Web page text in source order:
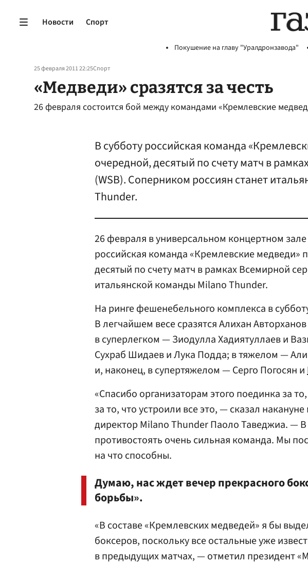
Новости Спорт
Покушение на главу "Уралдронзавода"
25 февраля 2011 22:25Спорт
«Медведи» сразятся за честь
26 февраля состоится бой между командами «Кремлевские
В субботу российская команда
очередной, десятый по счету матч в
(WSB). Соперником россиян станет
Thunder.
26 февраля в универсальном концертном
российская команда «Кремлевские медведи»
десятый по счету матч в рамках Всемирной
итальянской команды Milano Thunder.
На ринге фешенебельного комплекса в
В легчайшем весе сразятся Алихан
в суперлегком — Зиодулла Хадиятуллаев и
Сухраб Шидаев и Лука Подда; в тяжелом —
и, наконец, в супертяжелом — Серго Погосян и
«Спасибо организаторам этого поединка за
за то, что устроили все это, — сказал
директор Milano Thunder Паоло Таведжиа. —
противостоять очень сильная команда. Мы
на что способны.
Думаю, нас ждет вечер прекрасного
борьбы».
«В составе «Кремлевских медведей» я бы
боксеров, поскольку все остальные уже
в предыдущих матчах, — отметил президент